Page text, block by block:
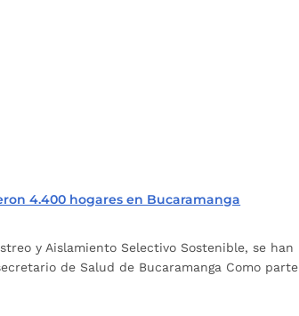
4.400 hogares en Bucaramanga
y Aislamiento Selectivo Sostenible, se
de Salud de Bucaramanga Como